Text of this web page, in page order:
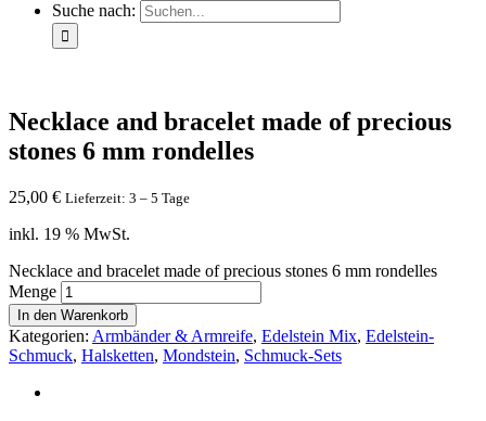
Suche nach:
Necklace and bracelet made of precious
stones 6 mm rondelles
25,00 € Lieferzeit: 3 – 5 Tage
inkl. 19 % MwSt.
Necklace and bracelet made of precious stones 6 mm rondelles
Menge
In den Warenkorb
Kategorien: Armbänder & Armreife, Edelstein Mix, Edelstein-
Schmuck, Halsketten, Mondstein, Schmuck-Sets